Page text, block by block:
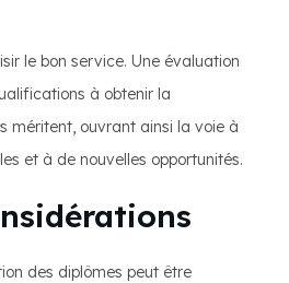
le bon service. Une évaluation
à obtenir la
méritent, ouvrant ainsi la voie à
et à de nouvelles opportunités.
des diplômes peut être